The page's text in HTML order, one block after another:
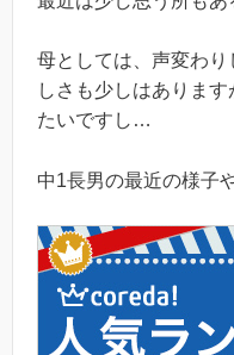
母としては、声変わ
しさも少しはありま
たいですし…
中1長男の最近の様子